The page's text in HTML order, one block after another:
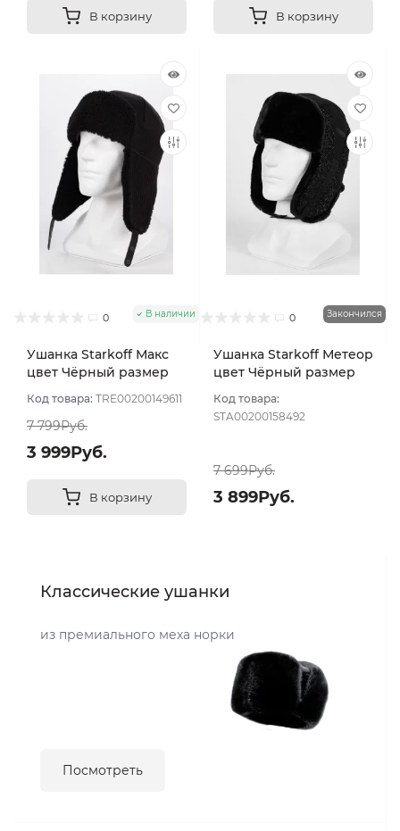
В корзину В корзину
0 В наличии
Ушанка Starkoff Макс
цвет Чёрный размер
Код товара: TRE00200149611
7 799Руб.
3 999Руб.
В корзину
0 Закончился
Ушанка Starkoff Метеор
цвет Чёрный размер
Код товара:
STA00200158492
7 699Руб.
3 899Руб.
Классические ушанки
из премиального меха норки
Посмотреть